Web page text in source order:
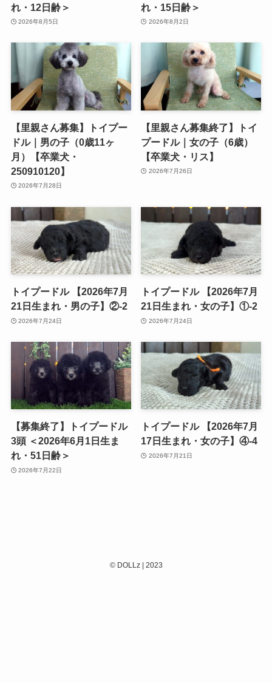
れ・12日齢＞
2026年8月5日
れ・15日齢＞
2026年8月2日
【里親さん募集】トイプー
ドル｜男の子（0歳11ヶ
月）【卒業犬・
250910120】
2026年7月28日
【里親さん募集終了】トイ
プードル｜女の子（6歳）
【卒業犬・リス】
2026年7月26日
トイプードル 【2026年7月
21日生まれ・男の子】②-2
2026年7月24日
トイプードル 【2026年7月
21日生まれ・女の子】①-2
2026年7月24日
【募集終了】トイプードル
3頭 ＜2026年6月1日生ま
れ・51日齢＞
2026年7月22日
トイプードル 【2026年7月
17日生まれ・女の子】④-4
2026年7月21日
©DOLLz | 2023